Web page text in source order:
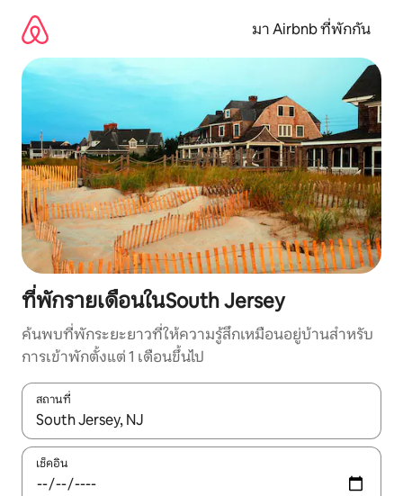
เนื้อหา
มา Airbnb ที่พักกัน
ที่พักรายเดือนในSouth Jersey
ค้นพบที่พักระยะยาวที่ให้ความรู้สึกเหมือนอยู่บ้านสำหรับ
การเข้าพักตั้งแต่ 1 เดือนขึ้นไป
สถานที่
ใช้ลูกศรขึ้นลง หรือใช้การสัมผัสหรือปัด เพื่อสำรวจผลการค้นหา
เช็คอิน